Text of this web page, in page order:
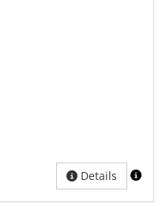
Details